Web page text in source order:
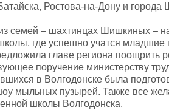
Ростова-на-Дону и
семей – шахтинцах Шишкиных –
где успешно учатся
главе региона
поручение министерству
в Волгодонске была
мыльных пузырей. Также все
школы Волгодонска.